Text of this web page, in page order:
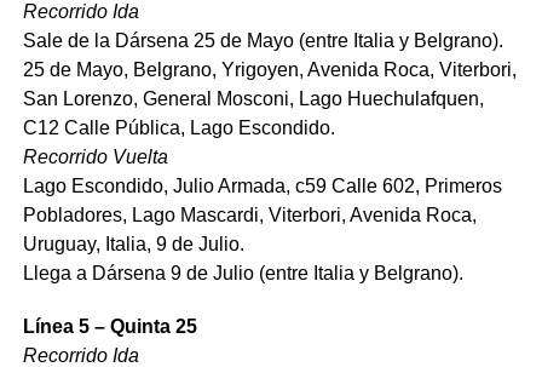
Recorrido Ida
Sale de la Dársena 25 de Mayo (entre Italia y Belgrano).
25 de Mayo, Belgrano, Yrigoyen, Avenida Roca, Viterbori,
San Lorenzo, General Mosconi, Lago Huechulafquen,
C12 Calle Pública, Lago Escondido.
Recorrido Vuelta
Lago Escondido, Julio Armada, c59 Calle 602, Primeros
Pobladores, Lago Mascardi, Viterbori, Avenida Roca,
Uruguay, Italia, 9 de Julio.
Llega a Dársena 9 de Julio (entre Italia y Belgrano).
Línea 5 – Quinta 25
Recorrido Ida